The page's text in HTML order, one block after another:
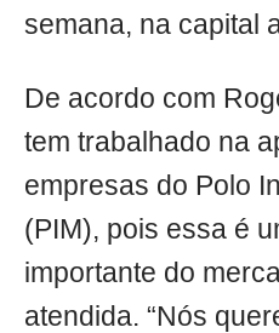
semana, na capital
De acordo com
tem trabalhado na
empresas do Polo
(PIM), pois essa é
importante do
atendida. “Nós